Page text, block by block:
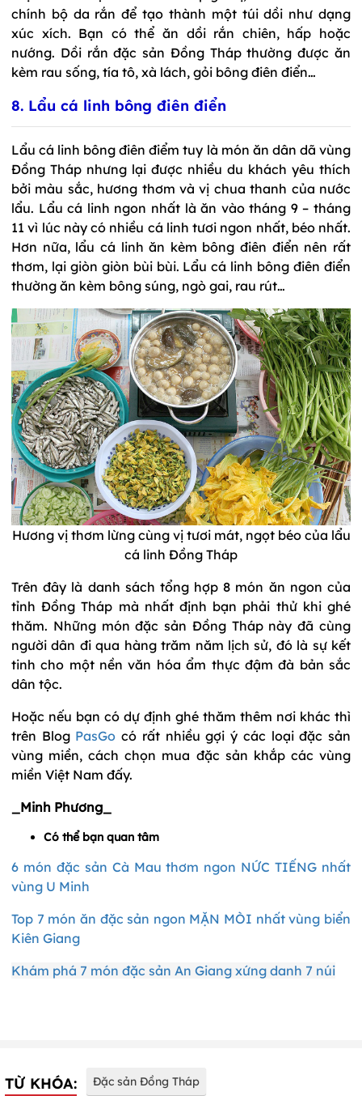
chính bộ da rắn để tạo thành một túi dồi như dạng
xúc xích. Bạn có thể ăn dồi rắn chiên, hấp hoặc
nướng. Dồi rắn đặc sản Đồng Tháp thường được ăn
kèm rau sống, tía tô, xà lách, gỏi bông điên điển…
8. Lẩu cá linh bông điên điển
Lẩu cá linh bông điên điểm tuy là món ăn dân dã vùng
Đồng Tháp nhưng lại được nhiều du khách yêu thích
bởi màu sắc, hương thơm và vị chua thanh của nước
lẩu. Lẩu cá linh ngon nhất là ăn vào tháng 9 – tháng
11 vì lúc này có nhiều cá linh tươi ngon nhất, béo nhất.
Hơn nữa, lẩu cá linh ăn kèm bông điên điển nên rất
thơm, lại giòn giòn bùi bùi. Lẩu cá linh bông điên điển
thường ăn kèm bông súng, ngò gai, rau rút…
Hương vị thơm lừng cùng vị tươi mát, ngọt béo của lẩu
cá linh Đồng Tháp
Trên đây là danh sách tổng hợp 8 món ăn ngon của
tỉnh Đồng Tháp mà nhất định bạn phải thử khi ghé
thăm. Những món đặc sản Đồng Tháp này đã cùng
người dân đi qua hàng trăm năm lịch sử, đó là sự kết
tinh cho một nền văn hóa ẩm thực đậm đà bản sắc
dân tộc.
Hoặc nếu bạn có dự định ghé thăm thêm nơi khác thì
trên BlogPasGocó rất nhiều gợi ý các loại đặc sản
vùng miền, cách chọn mua đặc sản khắp các vùng
miền Việt Nam đấy.
_Minh Phương_
Có thể bạn quan tâm
6 món đặc sản Cà Mau thơm ngon NỨC TIẾNG nhất
vùng U Minh
Top 7 món ăn đặc sản ngon MẶN MÒI nhất vùng biển
Kiên Giang
Khám phá 7 món đặc sản An Giang xứng danh 7 núi
TỪ KHÓA: Đặc sản Đồng Tháp